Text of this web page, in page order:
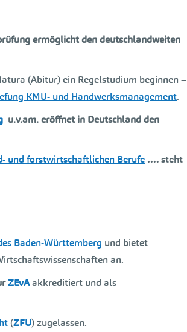
ermöglicht den deutschlandweiten
(Abitur) ein Regelstudium beginnen –
KMU- und Handwerksmanagement.
u.v.am. eröffnet in Deutschland den
und forstwirtschaftlichen Berufe ….steht
Baden-Württemberg und bietet
an.
ZEvAakkreditiert und als
(ZFU) zugelassen.